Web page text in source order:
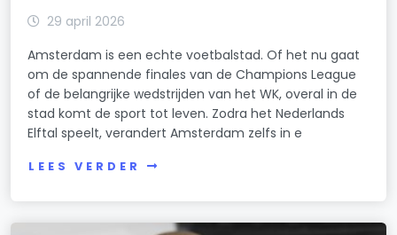
29 april 2026
Amsterdam is een echte voetbalstad. Of het nu gaat
om de spannende finales van de Champions League
of de belangrijke wedstrijden van het WK, overal in de
stad komt de sport tot leven. Zodra het Nederlands
Elftal speelt, verandert Amsterdam zelfs in e
LEES VERDER